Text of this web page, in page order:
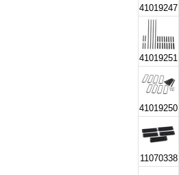
41019247
41019251
41019250
11070338